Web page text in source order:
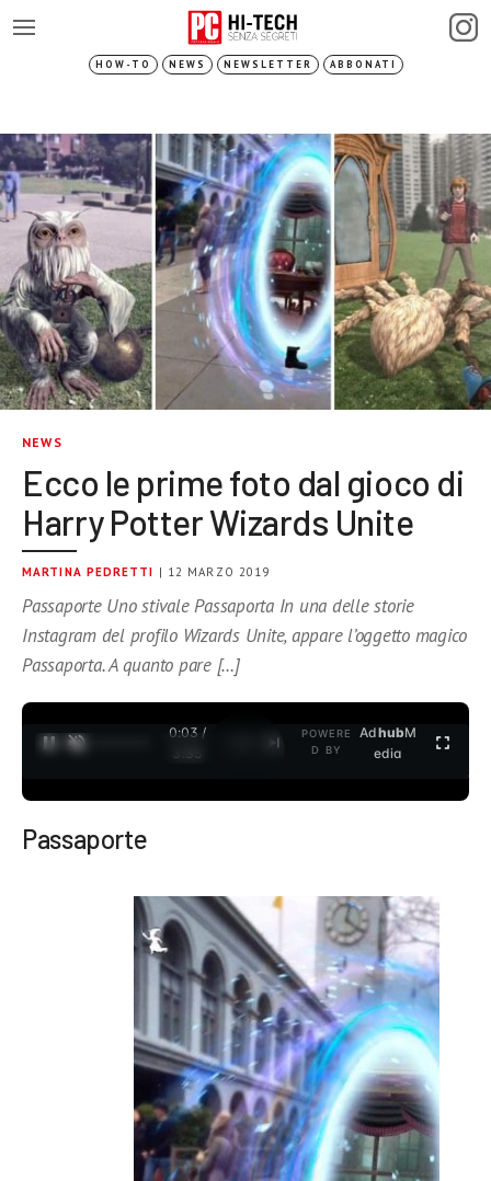
HOW-TO NEWS NEWSLETTER ABBONATI
NEWS
Ecco le prime foto dal gioco di
Harry Potter Wizards Unite
MARTINA PEDRETTI | 12 MARZO 2019
Passaporte Uno stivale Passaporta In una delle storie
Instagram del profilo Wizards Unite, appare l’oggetto magico
Passaporta. A quanto pare […]
0:04 /
3:35
POWERE
D BY
AdhubM
edia
Passaporte